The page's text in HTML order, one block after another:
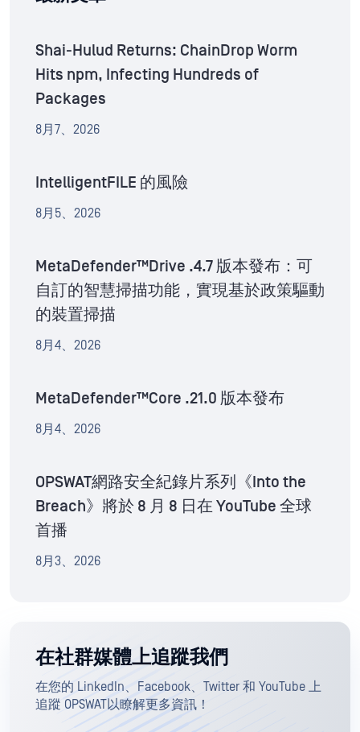
Shai-Hulud Returns: ChainDrop Worm
Hits npm, Infecting Hundreds of
Packages
8月7、2026
IntelligentFILE 的風險
8月5、2026
MetaDefender™Drive .4.7 版本發布：可
自訂的智慧掃描功能，實現基於政策驅動
的裝置掃描
8月4、2026
MetaDefender™Core .21.0 版本發布
8月4、2026
OPSWAT網路安全紀錄片系列《Into the
Breach》將於 8 月 8 日在 YouTube 全球
首播
8月3、2026
在社群媒體上追蹤我們
在您的 LinkedIn、Facebook、Twitter 和 YouTube 上
追蹤 OPSWAT以瞭解更多資訊！